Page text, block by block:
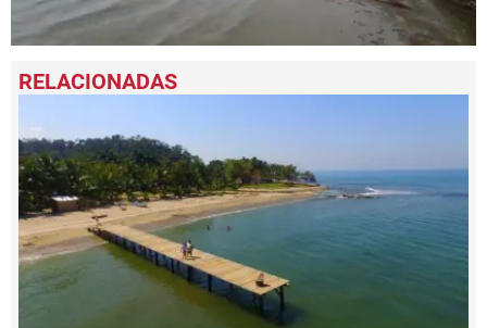
seconds
of
48
seconds